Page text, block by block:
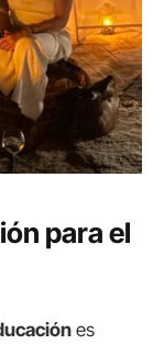
para el
es